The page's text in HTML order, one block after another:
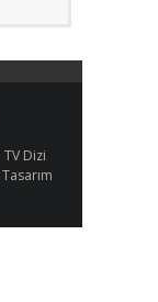
TV Dizi
Tasarım